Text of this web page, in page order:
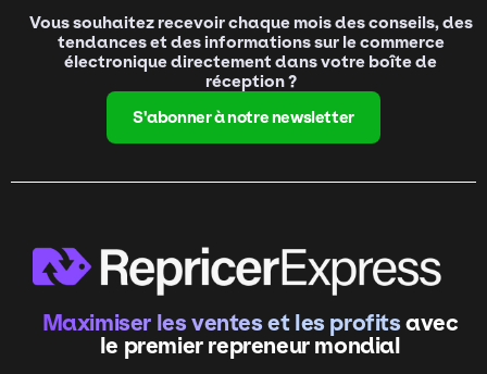
Vous souhaitez recevoir chaque mois des conseils, des
tendances et des informations sur le commerce
électronique directement dans votre boîte de
réception ?
S'abonner à notre newsletter
Maximiser les ventes et les profitsavec
le premier repreneur mondial